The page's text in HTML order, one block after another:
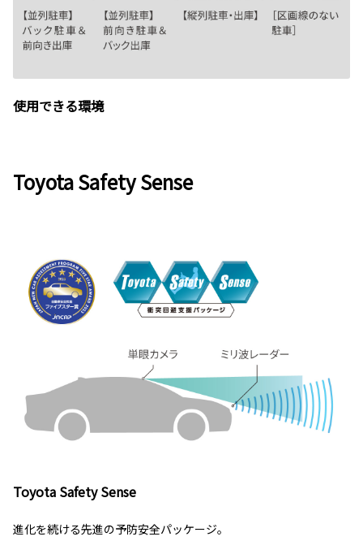
使用できる環境
Toyota Safety Sense
Toyota Safety Sense
進化を続ける先進の予防安全パッケージ。